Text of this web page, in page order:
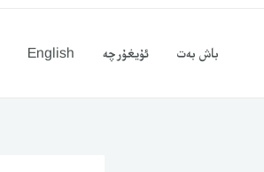
باش بەت ئۇيغۇرچە English